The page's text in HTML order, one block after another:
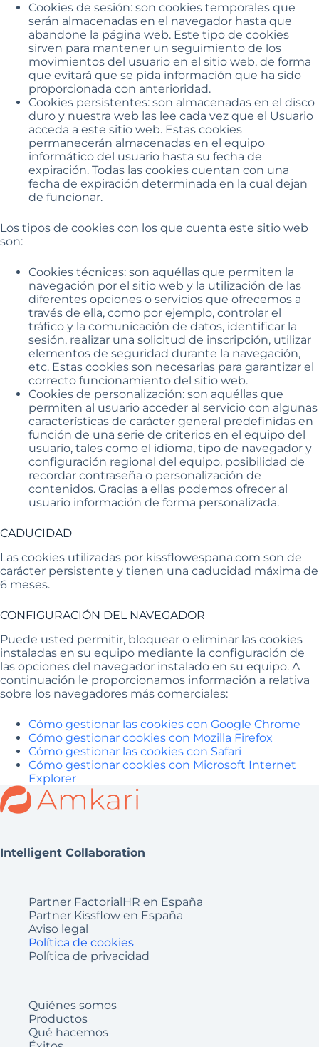
Cookies de sesión: son cookies temporales que
serán almacenadas en el navegador hasta que
abandone la página web. Este tipo de cookies
sirven para mantener un seguimiento de los
movimientos del usuario en el sitio web, de forma
que evitará que se pida información que ha sido
proporcionada con anterioridad.
Cookies persistentes: son almacenadas en el disco
duro y nuestra web las lee cada vez que el Usuario
acceda a este sitio web. Estas cookies
permanecerán almacenadas en el equipo
informático del usuario hasta su fecha de
expiración. Todas las cookies cuentan con una
fecha de expiración determinada en la cual dejan
de funcionar.
Los tipos de cookies con los que cuenta este sitio web
son:
Cookies técnicas: son aquéllas que permiten la
navegación por el sitio web y la utilización de las
diferentes opciones o servicios que ofrecemos a
través de ella, como por ejemplo, controlar el
tráfico y la comunicación de datos, identificar la
sesión, realizar una solicitud de inscripción, utilizar
elementos de seguridad durante la navegación,
etc. Estas cookies son necesarias para garantizar el
correcto funcionamiento del sitio web.
Cookies de personalización: son aquéllas que
permiten al usuario acceder al servicio con algunas
características de carácter general predefinidas en
función de una serie de criterios en el equipo del
usuario, tales como el idioma, tipo de navegador y
configuración regional del equipo, posibilidad de
recordar contraseña o personalización de
contenidos. Gracias a ellas podemos ofrecer al
usuario información de forma personalizada.
CADUCIDAD
Las cookies utilizadas por kissflowespana.com son de
carácter persistente y tienen una caducidad máxima de
6 meses.
CONFIGURACIÓN DEL NAVEGADOR
Puede usted permitir, bloquear o eliminar las cookies
instaladas en su equipo mediante la configuración de
las opciones del navegador instalado en su equipo. A
continuación le proporcionamos información a relativa
sobre los navegadores más comerciales:
Cómo gestionar las cookies con Google Chrome
Cómo gestionar cookies con Mozilla Firefox
Cómo gestionar las cookies con Safari
Cómo gestionar cookies con Microsoft Internet
Explorer
Intelligent Collaboration
Partner FactorialHR en España
Partner Kissflow en España
Aviso legal
Política de cookies
Política de privacidad
Quiénes somos
Productos
Qué hacemos